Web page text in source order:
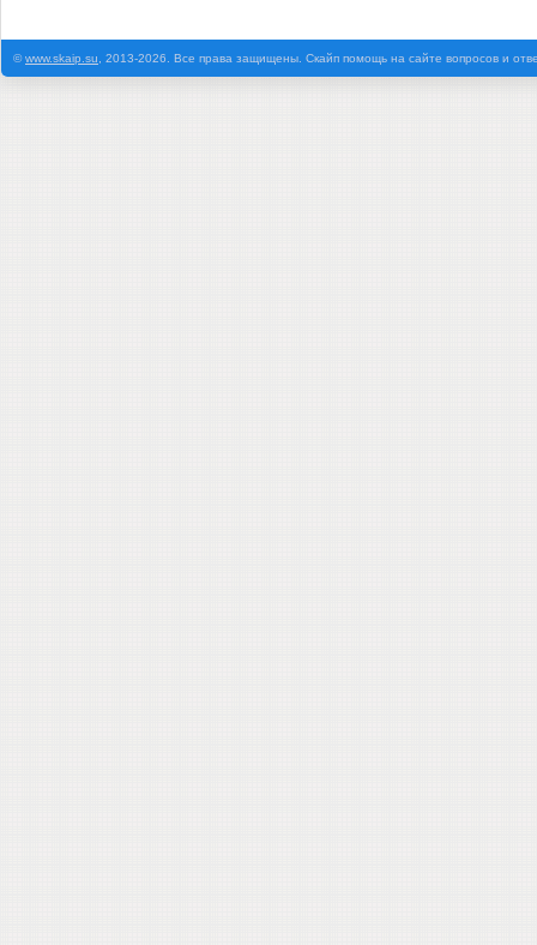
©www.skaip.su , 2013-2026. Все права защищены. Скайп помощь на сайте вопросов и